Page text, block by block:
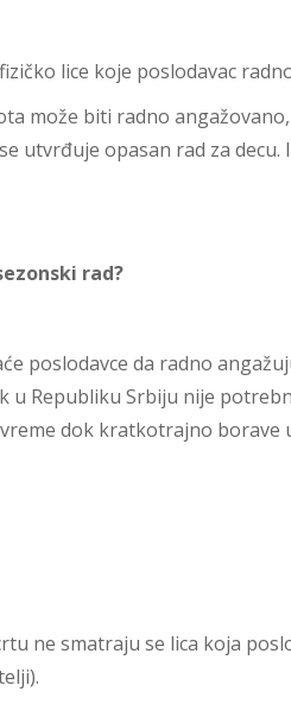
lice koje poslodavac
može biti radno
utvrđuje opasan rad za
rad?
poslodavce da radno
u Republiku Srbiju nije
dok kratkotrajno
ne smatraju se lica koja